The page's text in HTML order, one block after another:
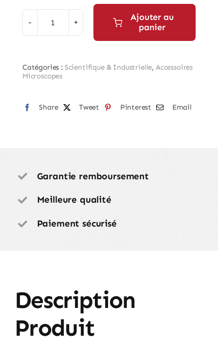
quantité
SL260
en
Ajouter au
panier
Catégories : Scientifique & Industrielle, Accessoires
Microscopes
Share Tweet Pinterest Email
Garantie remboursement
Meilleure qualité
Paiement sécurisé
Description
Produit